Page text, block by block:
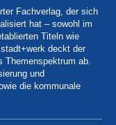
Fachverlag, der sich
hat – sowohl im
Titeln wie
deckt der
Themenspektrum ab.
und
die kommunale